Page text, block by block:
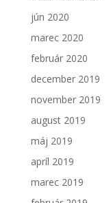
jún 2020
marec 2020
február 2020
december 2019
november 2019
august 2019
máj 2019
apríl 2019
marec 2019